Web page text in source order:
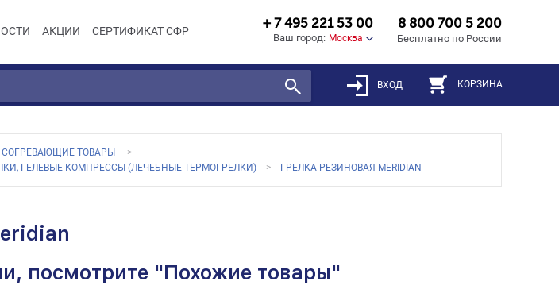
АКЦИИ СЕРТИФИКАТ СФР
+ 7 495 221 53 00
Ваш город: Москва
8 800 700 5 200
Бесплатно по России
ВХОД КОРЗИНА
СОГРЕВАЮЩИЕ ТОВАРЫ
ГЕЛЕВЫЕ КОМПРЕССЫ (ЛЕЧЕБНЫЕ ТЕРМОГРЕЛКИ)
ГРЕЛКА РЕЗИНОВАЯ MERIDIAN
посмотрите "Похожие товары"